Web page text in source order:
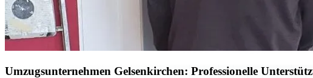
Umzugsunternehmen Gelsenkirchen: Professionelle